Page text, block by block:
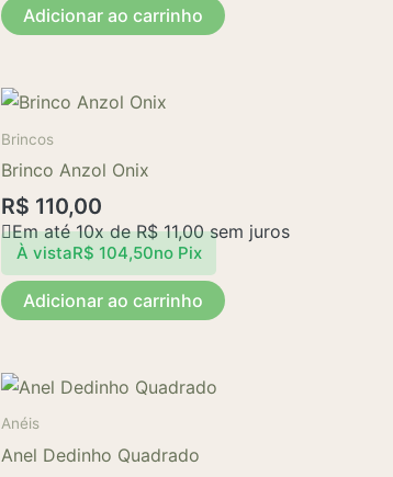
Adicionar ao carrinho
Brincos
Brinco Anzol Onix
R$ 110,00
Em até 10x deR$11,00sem juros
À vistaR$ 104,50no Pix
Adicionar ao carrinho
Anéis
Anel Dedinho Quadrado